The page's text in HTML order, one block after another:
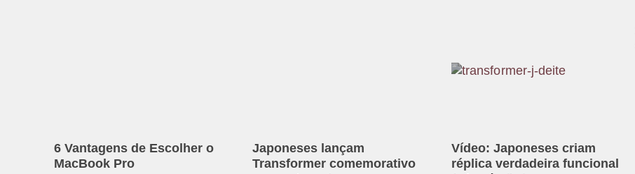
6 Vantagens de Escolher o
MacBook Pro
Japoneses lançam
Transformer comemorativo
Vídeo: Japoneses criam
réplica verdadeira funcional